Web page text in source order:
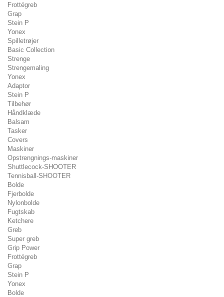
Frottégreb
Grap
Stein P
Yonex
Spilletrøjer
Basic Collection
Strenge
Strengemaling
Yonex
Adaptor
Stein P
Tilbehør
Håndklæde
Balsam
Tasker
Covers
Maskiner
Opstrengnings-maskiner
Shuttlecock-SHOOTER
Tennisball-SHOOTER
Bolde
Fjerbolde
Nylonbolde
Fugtskab
Ketchere
Greb
Super greb
Grip Power
Frottégreb
Grap
Stein P
Yonex
Bolde